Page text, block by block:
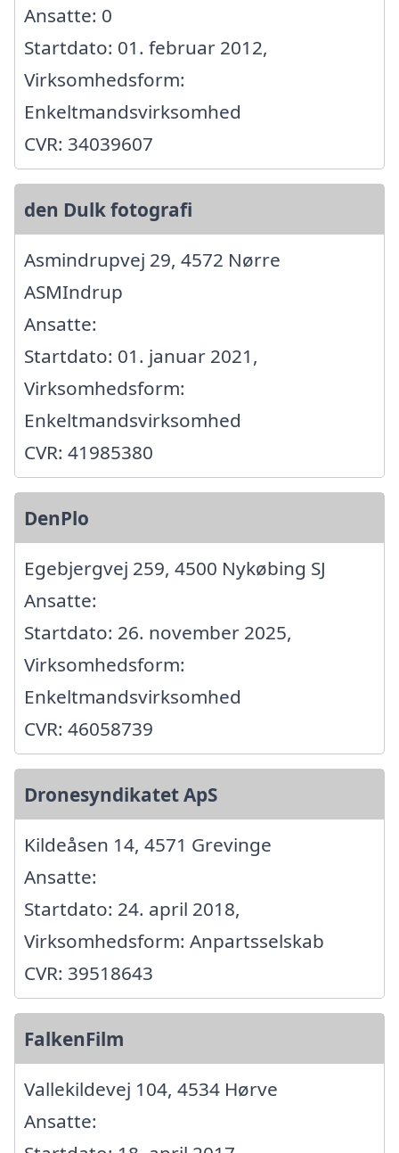
Ansatte: 0
Startdato: 01. februar 2012,
Virksomhedsform:
Enkeltmandsvirksomhed
CVR: 34039607
den Dulk fotografi
Asmindrupvej 29, 4572 Nørre
ASMIndrup
Ansatte:
Startdato: 01. januar 2021,
Virksomhedsform:
Enkeltmandsvirksomhed
CVR: 41985380
DenPlo
Egebjergvej 259, 4500 Nykøbing SJ
Ansatte:
Startdato: 26. november 2025,
Virksomhedsform:
Enkeltmandsvirksomhed
CVR: 46058739
Dronesyndikatet ApS
Kildeåsen 14, 4571 Grevinge
Ansatte:
Startdato: 24. april 2018,
Virksomhedsform: Anpartsselskab
CVR: 39518643
FalkenFilm
Vallekildevej 104, 4534 Hørve
Ansatte: